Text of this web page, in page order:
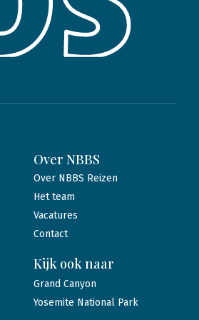
Over NBBS
Over NBBS Reizen
Het team
Vacatures
Contact
Kijk ook naar
Grand Canyon
Yosemite National Park